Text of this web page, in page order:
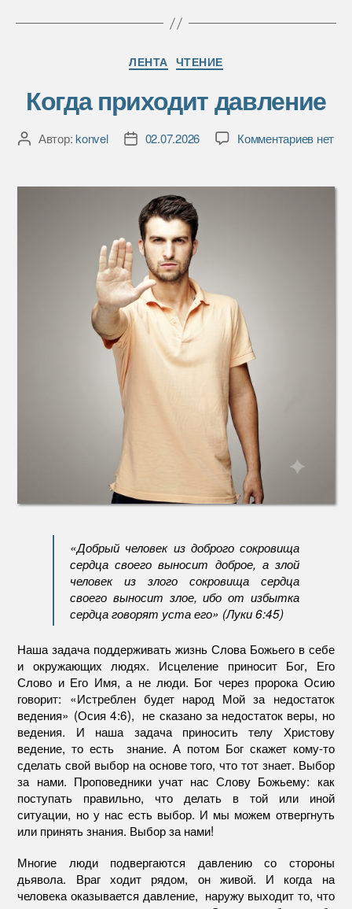
Рубрики
ЛЕНТА ЧТЕНИЕ
Когда приходит давление
АвторАвтор:konvel
Дата02.07.2026 Комментариевкнет
«Добрый человек из доброго сокровища
сердца своего выносит доброе, а злой
человек из злого сокровища сердца
своего выносит злое, ибо от избытка
сердца говорят уста его» (Луки 6:45)
Наша задача поддерживать жизнь Слова Божьего в себе
и окружающих людях. Исцеление приносит Бог, Его
Слово и Его Имя, а не люди. Бог через пророка Осию
говорит: «Истреблен будет народ Мой за недостаток
ведения» (Осия 4:6), не сказано за недостаток веры, но
ведения. И наша задача приносить телу Христову
ведение, то есть знание. А потом Бог скажет кому-то
сделать свой выбор на основе того, что тот знает. Выбор
за нами. Проповедники учат нас Слову Божьему: как
поступать правильно, что делать в той или иной
ситуации, но у нас есть выбор. И мы можем отвергнуть
или принять знания. Выбор за нами!
Многие люди подвергаются давлению со стороны
дьявола. Враг ходит рядом, он живой. И когда на
человека оказывается давление, наружу выходит то, что